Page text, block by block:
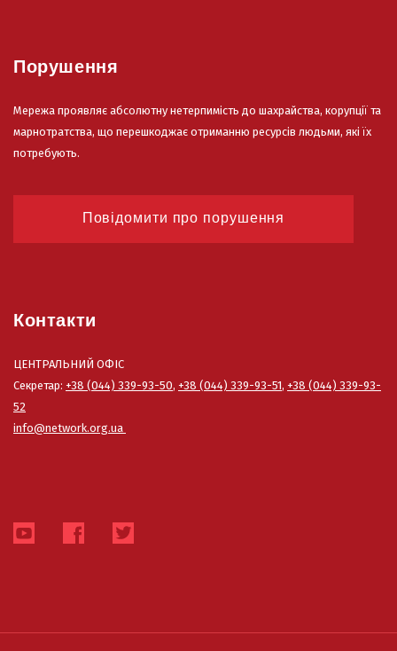
Порушення
Мережа проявляє абсолютну нетерпимість до шахрайства, корупції та
марнотратства, що перешкоджає отриманню ресурсів людьми, які їх
потребують.
Повідомити про порушення
Контакти
ЦЕНТРАЛЬНИЙ ОФІС
Секретар: +38 (044) 339-93-50, +38 (044) 339-93-51, +38 (044) 339-93-
52
info@network.org.ua